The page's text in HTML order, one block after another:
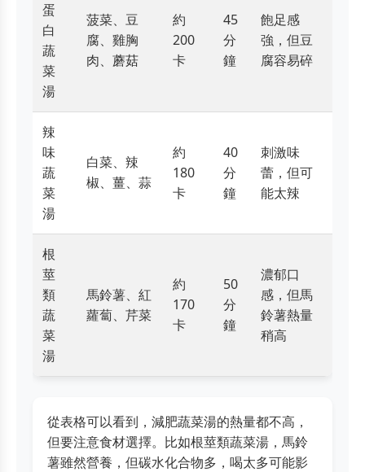
蛋
白
蔬
菜
湯
菠菜、豆
腐、雞胸
肉、蘑菇
約
200
卡
45
分
鐘
飽足感
強，但豆
腐容易碎
辣
味
蔬
菜
湯
白菜、辣
椒、薑、蒜
約
180
卡
40
分
鐘
刺激味
蕾，但可
能太辣
根
莖
類
蔬
菜
湯
馬鈴薯、紅
蘿蔔、芹菜
約
170
卡
50
分
鐘
濃郁口
感，但馬
鈴薯熱量
稍高
從表格可以看到，減肥蔬菜湯的熱量都不高，
但要注意食材選擇。比如根莖類蔬菜湯，馬鈴
薯雖然營養，但碳水化合物多，喝太多可能影